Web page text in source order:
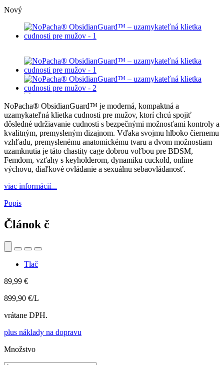
Nový
NoPacha® ObsidianGuard™ je moderná, kompaktná a
uzamykateľná klietka cudnosti pre mužov, ktorí chcú spojiť
dôsledné udržiavanie cudnosti s bezpečnými možnosťami kontroly a
kvalitným, premysleným dizajnom. Vďaka svojmu hlboko čiernemu
vzhľadu, premyslenému anatomickému tvaru a dvom možnostiam
uzamknutia je táto chastity cage dobrou voľbou pre BDSM,
Femdom, vzťahy s keyholderom, dynamiku cuckold, online
výchovu, diaľkové ovládanie a sexuálnu sebaovládanosť.
viac informácií...
Popis
Článok č
Tlač
89,99 €
899,90 €/L
vrátane DPH.
plus náklady na dopravu
Množstvo